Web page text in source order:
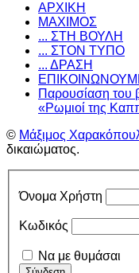
ΑΡΧΙΚΗ
ΜΑΧΙΜΟΣ
... ΣΤΗ ΒΟΥΛΗ
... ΣΤΟΝ ΤΥΠΟ
... ΔΡΑΣΗ
Παρουσίαση του
«Ρωμιοί της
© Μάξιμος
δικαιώματος.
Όνομα Χρήστη
Κωδικός
Να με θυμάσαι